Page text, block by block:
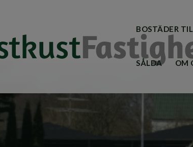
BOSTÄDER
SÅLDA OM